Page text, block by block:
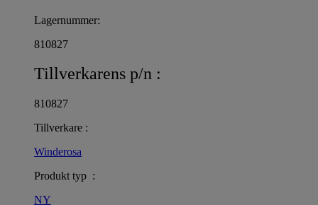
Lagernummer:
810827
Tillverkarens p/n :
810827
Tillverkare :
Winderosa
Produkt typ :
NY